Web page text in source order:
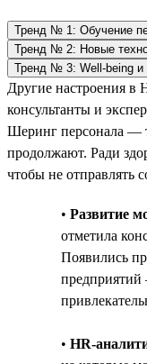
Тренд № 1: Обучение
Тренд № 2: Новые
Тренд № 3: Well-being и
Другие настроения в
консультанты и
Шеринг персонала —
продолжают. Ради
чтобы не отправлять
• Развитие
отметила
Появились
предприятий
• HR-